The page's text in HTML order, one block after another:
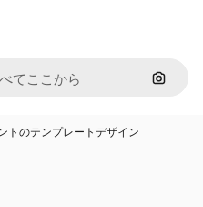
画像で
トのテンプレートデザイン